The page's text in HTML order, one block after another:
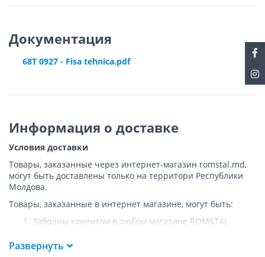
Документация
68T 0927 - Fisa tehnica.pdf
Информация о доставке
Условия доставки
Товары, заказанные через интернет-магазин romstal.md,
могут быть доставлены только на территори Республики
Молдова.
Товары, заказанные в интернет магазине, могут быть:
Забраны клиентом в любом магазине ROMSTAL
на следующих условиях:
Развернуть